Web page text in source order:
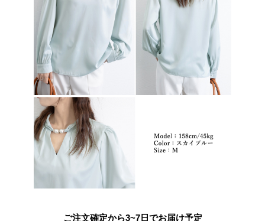
ご注文確定から3~7日でお届け予定